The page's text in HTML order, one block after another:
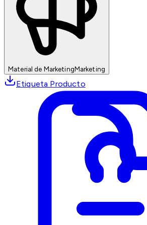
Material de MarketingMarketing
Etiqueta Producto